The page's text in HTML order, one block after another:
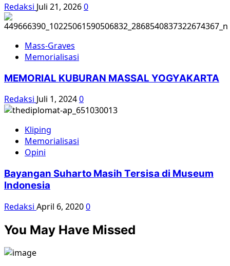
Redaksi Juli 21, 20260
Mass-Graves
Memorialisasi
MEMORIAL KUBURAN MASSAL YOGYAKARTA
Redaksi Juli 1, 20240
Kliping
Memorialisasi
Opini
Bayangan Suharto Masih Tersisa di Museum
Indonesia
Redaksi April 6, 20200
You May Have Missed